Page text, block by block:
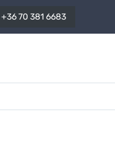
+36 70 381 6683